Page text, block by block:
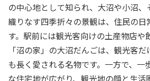
の中心地として知られ、大沼や小沼
織りなす四季折々の景観は、住民の日
す。駅前には観光客向けの土産物店や
「沼の家」の大沼だんごは、観光客
も長く愛される名物です。一方で、一